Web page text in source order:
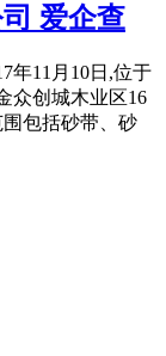
爱企查
年11月10日,位于
众创城木业区16
包括砂带、砂